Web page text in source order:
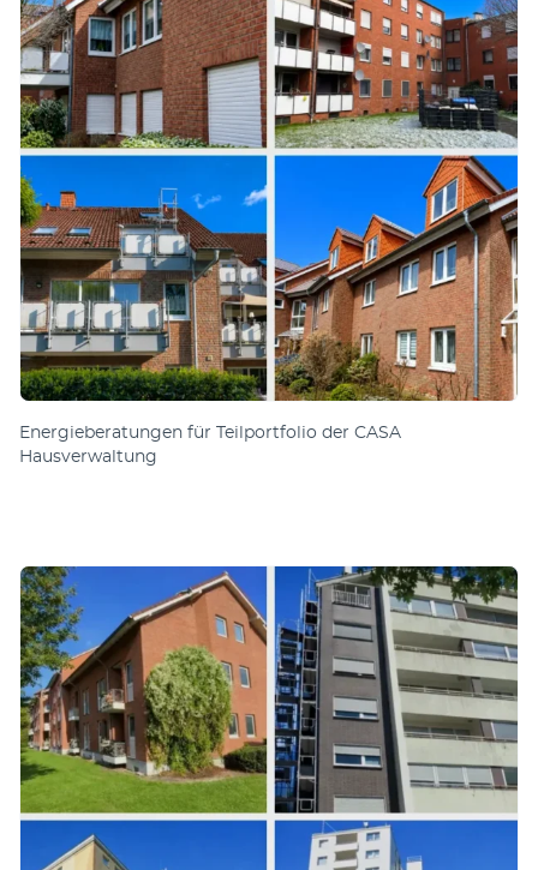
Energie­be­rat­un­gen für Teil­port­folio der CASA
Hausverwaltung